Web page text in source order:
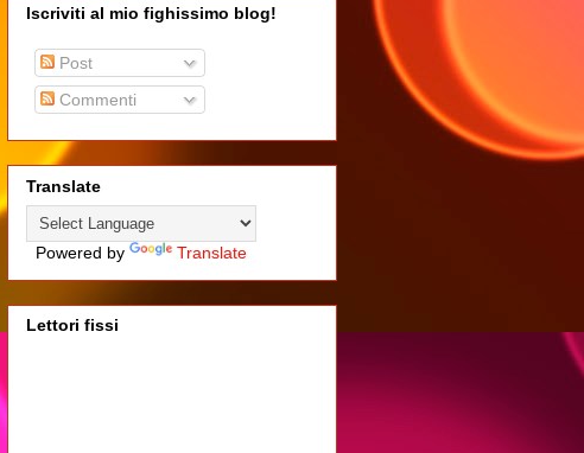
Iscriviti al mio fighissimo blog!
Post
Commenti
Translate
Powered by Translate
Lettori fissi